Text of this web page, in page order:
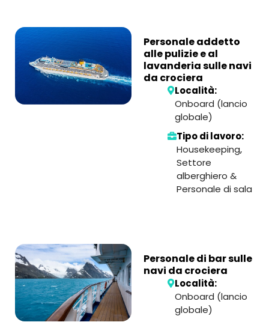
Personale addetto
alle pulizie e al
lavanderia sulle navi
da crociera
Località:
Onboard (lancio
globale)
Tipo di lavoro:
Housekeeping,
Settore
alberghiero &
Personale di sala
Personale di bar sulle
navi da crociera
Località:
Onboard (lancio
globale)